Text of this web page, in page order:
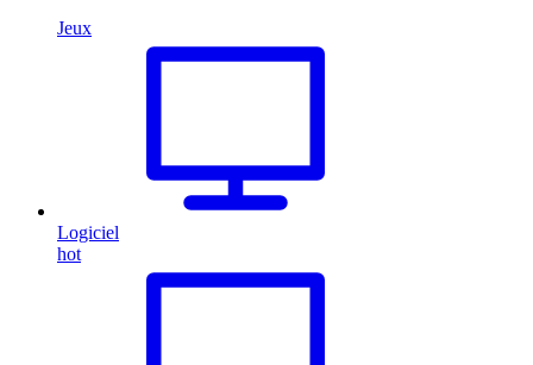
Jeux
Logiciel
hot